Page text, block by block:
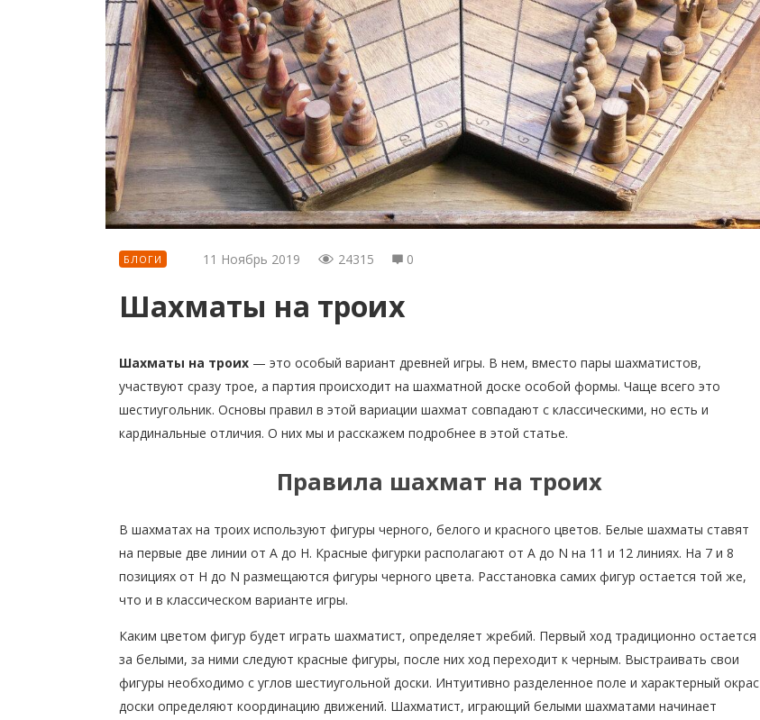
БЛОГИ 11 Ноябрь 2019 24315 0
Шахматы на троих
Шахматы на троих — это особый вариант древней игры. В нем, вместо пары шахматистов,
участвуют сразу трое, а партия происходит на шахматной доске особой формы. Чаще всего это
шестиугольник. Основы правил в этой вариации шахмат совпадают с классическими, но есть и
кардинальные отличия. О них мы и расскажем подробнее в этой статье.
Правила шахмат на троих
В шахматах на троих используют фигуры черного, белого и красного цветов. Белые шахматы ставят
на первые две линии от А до Н. Красные фигурки располагают от А до N на 11 и 12 линиях. На 7 и 8
позициях от Н до N размещаются фигуры черного цвета. Расстановка самих фигур остается той же,
что и в классическом варианте игры.
Каким цветом фигур будет играть шахматист, определяет жребий. Первый ход традиционно остается
за белыми, за ними следуют красные фигуры, после них ход переходит к черным. Выстраивать свои
фигуры необходимо с углов шестиугольной доски. Интуитивно разделенное поле и характерный окрас
доски определяют координацию движений. Шахматист, играющий белыми шахматами начинает